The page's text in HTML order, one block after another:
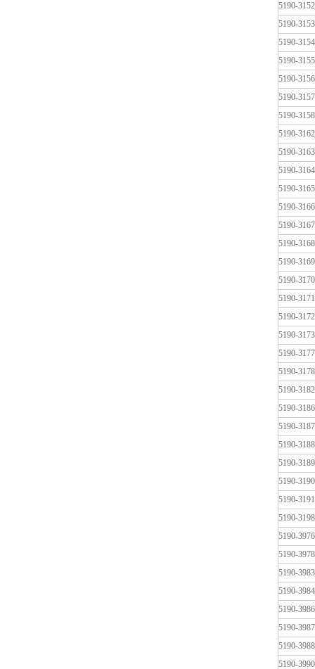
5190-3152
5190-3153
5190-3154
5190-3155
5190-3156
5190-3157
5190-3158
5190-3162
5190-3163
5190-3164
5190-3165
5190-3166
5190-3167
5190-3168
5190-3169
5190-3170
5190-3171
5190-3172
5190-3173
5190-3177
5190-3178
5190-3182
5190-3186
5190-3187
5190-3188
5190-3189
5190-3190
5190-3191
5190-3198
5190-3976
5190-3978
5190-3983
5190-3984
5190-3986
5190-3987
5190-3988
5190-3990